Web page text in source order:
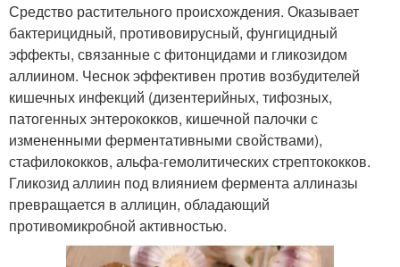
Средство растительного происхождения. Оказывает
бактерицидный, противовирусный, фунгицидный
эффекты, связанные с фитонцидами и гликозидом
аллиином. Чеснок эффективен против возбудителей
кишечных инфекций (дизентерийных, тифозных,
патогенных энтерококков, кишечной палочки с
измененными ферментативными свойствами),
стафилококков, альфа-гемолитических стрептококков.
Гликозид аллиин под влиянием фермента аллиназы
превращается в аллицин, обладающий
противомикробной активностью.